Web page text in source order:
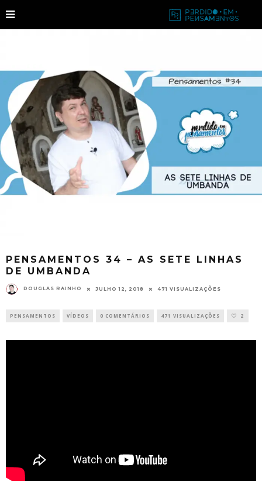
PENSAMENTOS 34 – AS SETE LINHAS
DE UMBANDA
DOUGLAS RAINHO JULHO 12, 2018 471 VISUALIZAÇÕES
PENSAMENTOS VÍDEOS 0 COMENTÁRIOS 471 VISUALIZAÇÕES 2